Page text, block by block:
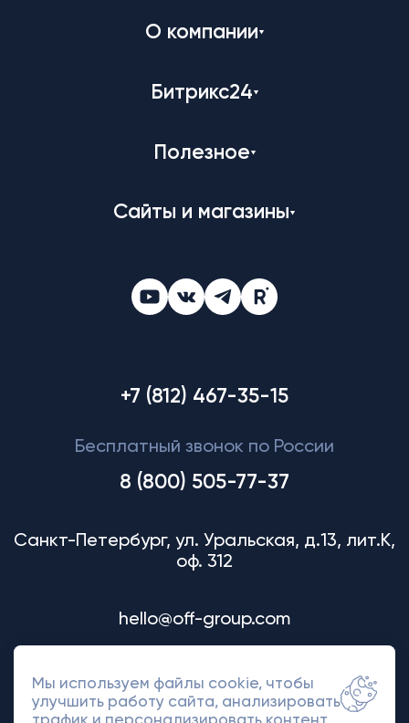
О компании
Битрикс24
Полезное
Сайты и магазины
+7 (812) 467-35-15
Бесплатный звонок по России
8 (800) 505-77-37
Санкт-Петербург, ул. Уральская, д.13, лит.К,
оф. 312
hello@off-group.com
Мы используем файлы cookie, чтобы
улучшить работу сайта, анализировать